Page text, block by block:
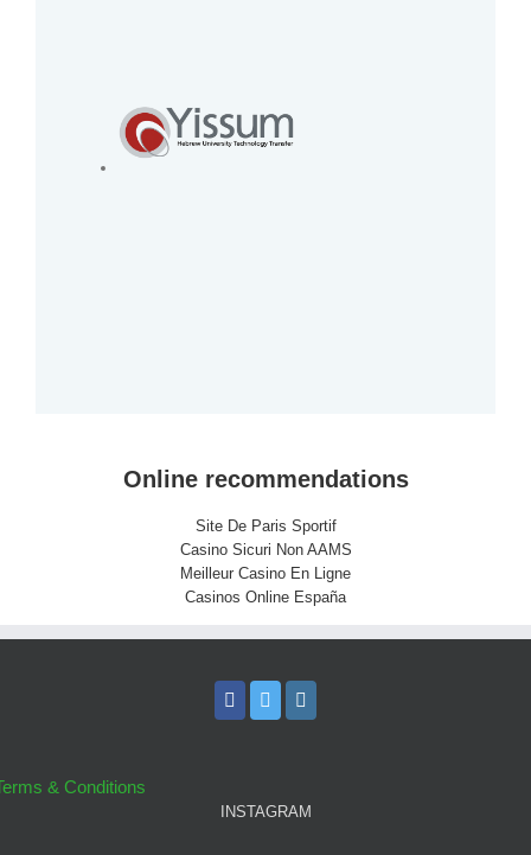
Online recommendations
Site De Paris Sportif
Casino Sicuri Non AAMS
Meilleur Casino En Ligne
Casinos Online España
& Conditions
INSTAGRAM